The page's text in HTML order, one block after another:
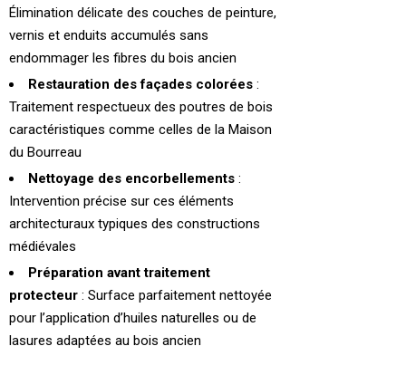
Élimination délicate des couches de peinture,
vernis et enduits accumulés sans
endommager les fibres du bois ancien
Restauration des façades colorées :
Traitement respectueux des poutres de bois
caractéristiques comme celles de la Maison
du Bourreau
Nettoyage des encorbellements :
Intervention précise sur ces éléments
architecturaux typiques des constructions
médiévales
Préparation avant traitement
protecteur : Surface parfaitement nettoyée
pour l’application d’huiles naturelles ou de
lasures adaptées au bois ancien